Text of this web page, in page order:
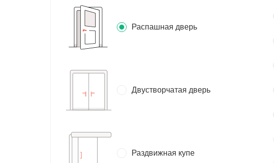
Распашная дверь
Двустворчатая дверь
Раздвижная купе